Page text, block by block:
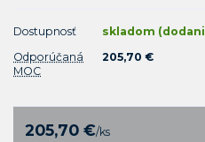
Dostupnosť
skladom
Odporúčaná
MOC
205,70 €
205,70 €/ks